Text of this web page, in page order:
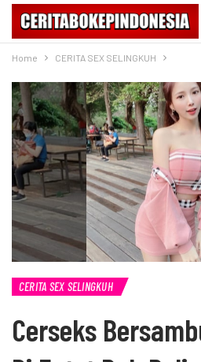
Home CERITA SEX SELINGKUH
CERITA SEX SELINGKUH
Cerseks